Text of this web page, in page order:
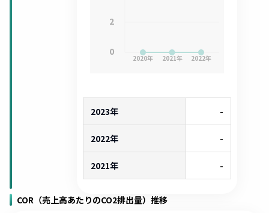
2020年 2021年 2022年
0
2
2023年 -
2022年 -
2021年 -
COR（売上高あたりのCO2排出量）推移